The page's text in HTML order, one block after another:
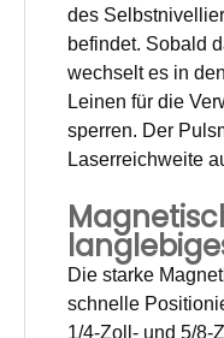
des
befindet. Sobald
wechselt es in
Leinen für die
sperren. Der
Laserreichweite
Die starke
schnelle
1/4-Zoll- und 5/8-